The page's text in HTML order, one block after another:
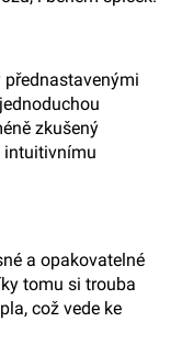
zkušený
intuitivnímu
a opakovatelné
tomu si trouba
což vede ke